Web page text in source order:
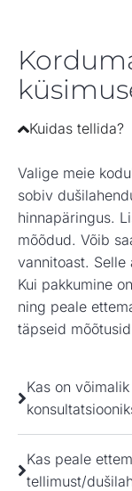
Kuidas tellida?
Valige meie
sobiv
hinnapäringus.
mõõdud. Võib
vannitoast. Selle
Kui pakkumine
ning peale
täpseid
Kas on
Kas peale
tellimust/